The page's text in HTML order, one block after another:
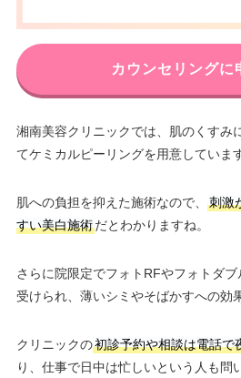
カウンセリングに
湘南美容クリニックでは、肌のくすみ
てケミカルピーリングを用意しています
肌への負担を抑えた施術なので、
刺激
すい美白施術だとわかりますね。
さらに院限定でフォトRFやフォトダ
受けられ、薄いシミやそばかすへの効
クリニックの初診予約や相談は電話で
り、仕事で日中は忙しいという人も